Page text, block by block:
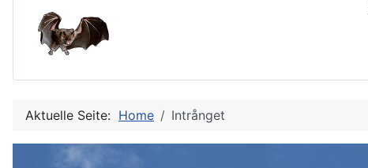
Aktuelle Seite: Home Intrånget